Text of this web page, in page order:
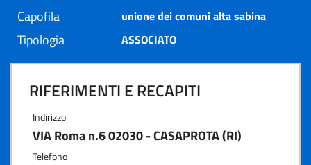
Capofila unione dei comuni alta sabina
Tipologia ASSOCIATO
RIFERIMENTI E RECAPITI
Indirizzo
VIA Roma n.6 02030 - CASAPROTA (RI)
Telefono